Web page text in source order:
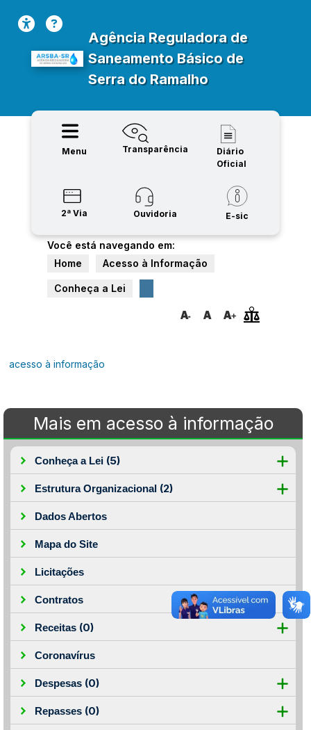
Agência Reguladora de
Saneamento Básico de
Serra do Ramalho
Menu Transparência
Diário
Oficial
2ª Via Ouvidoria E-sic
Você está navegando em:
Home
Acesso à Informação
Conheça a Lei
acesso à informação
Mais em acesso à informação
Conheça a Lei (5)
Estrutura Organizacional (2)
Dados Abertos
Mapa do Site
Licitações
Contratos
Receitas (0)
Coronavírus
Despesas (0)
Repasses (0)